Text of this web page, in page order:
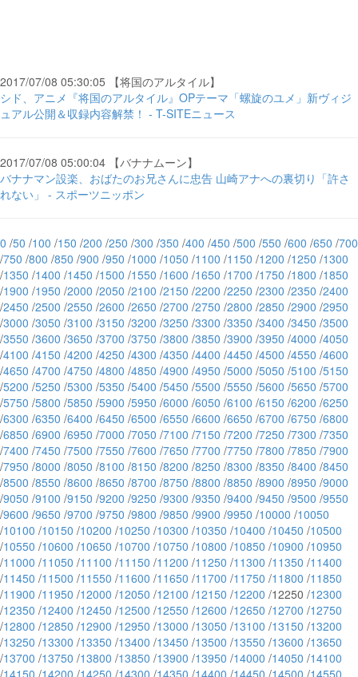
2017/07/08 05:30:05 【将国のアルタイル】
シド、アニメ『将国のアルタイル』OPテーマ「螺旋のユメ」新ヴィジ
ュアル公開＆収録内容解禁！ - T-SITEニュース
2017/07/08 05:00:04 【バナナムーン】
バナナマン設楽、おばたのお兄さんに忠告 山崎アナへの裏切り「許さ
れない」 - スポーツニッポン
0 /50 /100 /150 /200 /250 /300 /350 /400 /450 /500 /550 /600 /650 /700
/750 /800 /850 /900 /950 /1000 /1050 /1100 /1150 /1200 /1250 /1300
/1350 /1400 /1450 /1500 /1550 /1600 /1650 /1700 /1750 /1800 /1850
/1900 /1950 /2000 /2050 /2100 /2150 /2200 /2250 /2300 /2350 /2400
/2450 /2500 /2550 /2600 /2650 /2700 /2750 /2800 /2850 /2900 /2950
/3000 /3050 /3100 /3150 /3200 /3250 /3300 /3350 /3400 /3450 /3500
/3550 /3600 /3650 /3700 /3750 /3800 /3850 /3900 /3950 /4000 /4050
/4100 /4150 /4200 /4250 /4300 /4350 /4400 /4450 /4500 /4550 /4600
/4650 /4700 /4750 /4800 /4850 /4900 /4950 /5000 /5050 /5100 /5150
/5200 /5250 /5300 /5350 /5400 /5450 /5500 /5550 /5600 /5650 /5700
/5750 /5800 /5850 /5900 /5950 /6000 /6050 /6100 /6150 /6200 /6250
/6300 /6350 /6400 /6450 /6500 /6550 /6600 /6650 /6700 /6750 /6800
/6850 /6900 /6950 /7000 /7050 /7100 /7150 /7200 /7250 /7300 /7350
/7400 /7450 /7500 /7550 /7600 /7650 /7700 /7750 /7800 /7850 /7900
/7950 /8000 /8050 /8100 /8150 /8200 /8250 /8300 /8350 /8400 /8450
/8500 /8550 /8600 /8650 /8700 /8750 /8800 /8850 /8900 /8950 /9000
/9050 /9100 /9150 /9200 /9250 /9300 /9350 /9400 /9450 /9500 /9550
/9600 /9650 /9700 /9750 /9800 /9850 /9900 /9950 /10000 /10050
/10100 /10150 /10200 /10250 /10300 /10350 /10400 /10450 /10500
/10550 /10600 /10650 /10700 /10750 /10800 /10850 /10900 /10950
/11000 /11050 /11100 /11150 /11200 /11250 /11300 /11350 /11400
/11450 /11500 /11550 /11600 /11650 /11700 /11750 /11800 /11850
/11900 /11950 /12000 /12050 /12100 /12150 /12200 /12250 /12300
/12350 /12400 /12450 /12500 /12550 /12600 /12650 /12700 /12750
/12800 /12850 /12900 /12950 /13000 /13050 /13100 /13150 /13200
/13250 /13300 /13350 /13400 /13450 /13500 /13550 /13600 /13650
/13700 /13750 /13800 /13850 /13900 /13950 /14000 /14050 /14100
/14150 /14200 /14250 /14300 /14350 /14400 /14450 /14500 /14550